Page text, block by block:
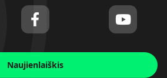
Naujienlaiškis